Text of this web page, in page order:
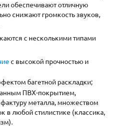
обеспечивают отличную
снижают громкость звуков,
с несколькими типами
с высокой прочностью и
багетной раскладки;
ПВХ-покрытием,
металла, множеством
в любой стилистике (классика,